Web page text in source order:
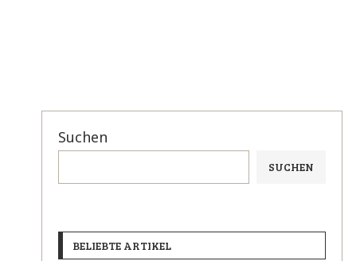
Suchen
SUCHEN
BELIEBTE ARTIKEL